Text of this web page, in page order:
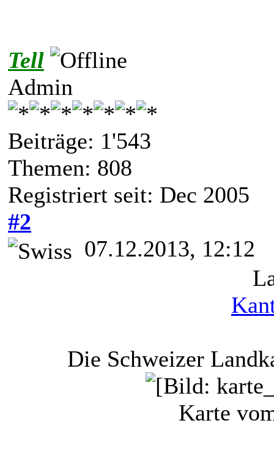
Tell
Admin
Beiträge: 1'543
Themen: 808
Registriert seit: Dec 2005
#2
07.12.2013, 12:12
Die Schweizer
Karte